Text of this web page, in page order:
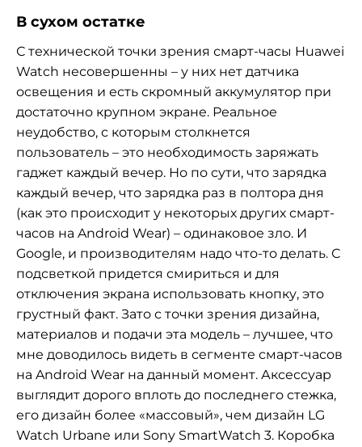
В сухом остатке
С технической точки зрения смарт-часы Huawei
Watch несовершенны – у них нет датчика
освещения и есть скромный аккумулятор при
достаточно крупном экране. Реальное
неудобство, с которым столкнется
пользователь – это необходимость заряжать
гаджет каждый вечер. Но по сути, что зарядка
каждый вечер, что зарядка раз в полтора дня
(как это происходит у некоторых других смарт-
часов на Android Wear) – одинаковое зло. И
Google, и производителям надо что-то делать. С
подсветкой придется смириться и для
отключения экрана использовать кнопку, это
грустный факт. Зато с точки зрения дизайна,
материалов и подачи эта модель – лучшее, что
мне доводилось видеть в сегменте смарт-часов
на Android Wear на данный момент. Аксессуар
выглядит дорого вплоть до последнего стежка,
его дизайн более «массовый», чем дизайн LG
Watch Urbane или Sony SmartWatch 3. Коробка